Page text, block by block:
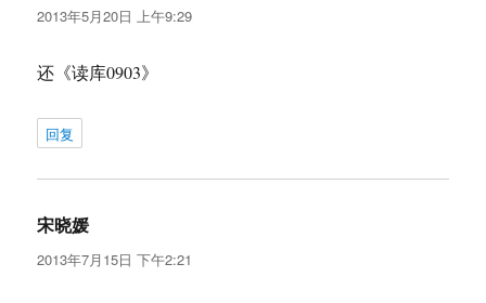
道：
2013年5月20日 上午9:29
还《读库0903》
回复
宋晓媛
道：
2013年7月15日 下午2:21